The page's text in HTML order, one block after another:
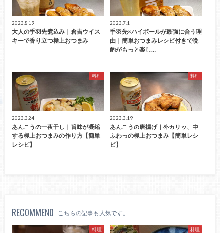
2023.8.19
大人の手羽先煮込み｜倉吉ウイス
キーで香り立つ極上おつまみ
2023.7.1
手羽先×ハイボールが最強に合う理
由｜簡単おつまみレシピ付きで晩
酌がもっと楽し…
料理
2023.3.24
あんこうの一夜干し｜旨味が凝縮
する極上おつまみの作り方【簡単
レシピ】
料理
2023.3.19
あんこうの唐揚げ｜外カリッ、中
ふわっの極上おつまみ【簡単レシ
ピ】
RECOMMEND こちらの記事も人気です。
料理 料理